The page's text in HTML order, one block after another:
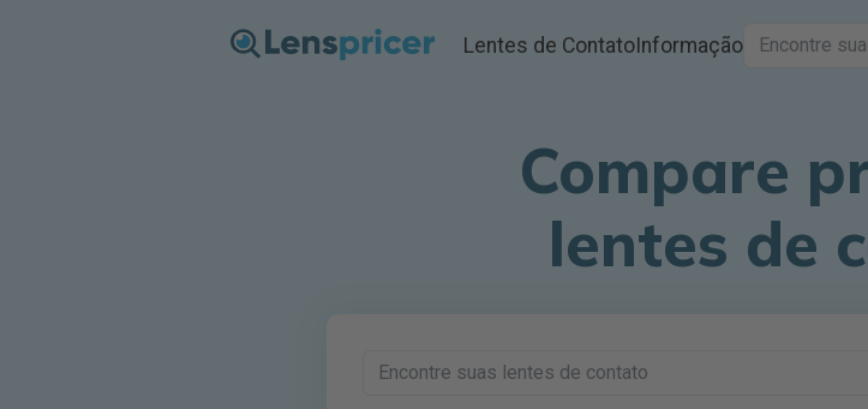
Lentes de ContatoInformação
Compare
lentes de